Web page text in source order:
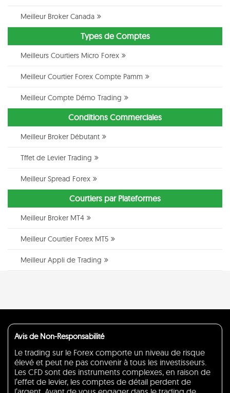
Meilleur Broker Canada
Types de Comptes
Meilleurs Courtiers Micro Forex
Meilleur Courtier Forex Compte Pamm
Meilleur Compte Démo Trading
Conditions Commerciales
Meilleur Broker Débutant
Tffet de Levier Trading
Meilleur Spread Forex
Courtiers par Plateformes
Meilleur Broker MT4
Meilleur Courtier Forex MT5
Meilleur Appli de Trading
Avis de Non-Responsabilité
Le trading sur le Forex comporte un niveau de risque
élevé et peut ne pas convenir à tous les investisseurs.
Les CFD sont des instruments complexes, en raison de
l’effet de levier, les comptes de détail perdent de